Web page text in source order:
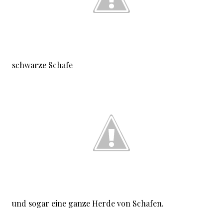
schwarze Schafe
und sogar eine ganze Herde von Schafen.